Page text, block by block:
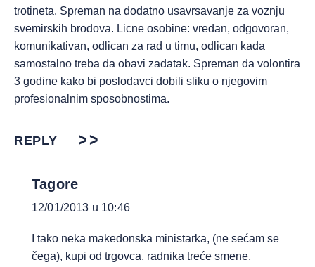
trotineta. Spreman na dodatno usavrsavanje za voznju
svemirskih brodova. Licne osobine: vredan, odgovoran,
komunikativan, odlican za rad u timu, odlican kada
samostalno treba da obavi zadatak. Spreman da volontira
3 godine kako bi poslodavci dobili sliku o njegovim
profesionalnim sposobnostima.
REPLY
Tagore
12/01/2013 u 10:46
I tako neka makedonska ministarka, (ne sećam se
čega), kupi od trgovca, radnika treće smene,